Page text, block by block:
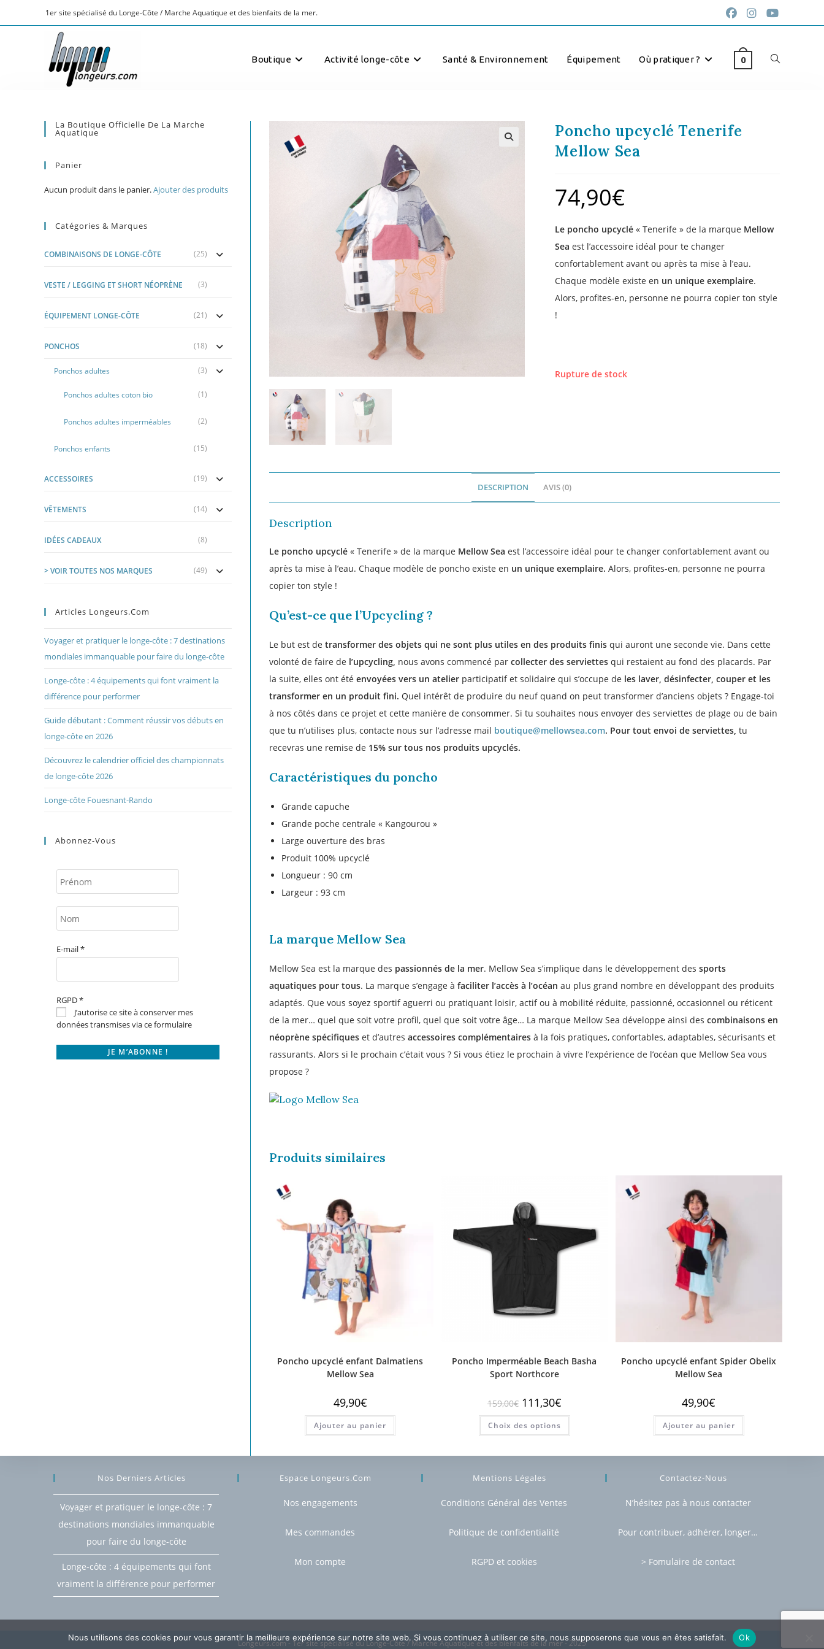
1er site spécialisé du Longe-Côte / Marche Aquatique et des bienfaits de la mer.
Boutique Activité longe-côte Santé & Environnement Équipement Où pratiquer ? 0
Poncho upcyclé Tenerife
Mellow Sea
74,90€
Le poncho upcyclé« Tenerife » de la marque Mellow
Seaest l’accessoire idéal pour te changer
confortablement avant ou après ta mise à l’eau.
Chaque modèle existe en un unique exemplaire.
Alors, profites-en, personne ne pourra copier ton style
!
Rupture de stock
DESCRIPTION AVIS (0)
Description
Le poncho upcyclé « Tenerife » de la marque Mellow Sea est l’accessoire idéal pour te changer confortablement avant ou
après ta mise à l’eau. Chaque modèle de poncho existe en un unique exemplaire. Alors, profites-en, personne ne pourra
copier ton style !
Qu’est-ce que l’Upcycling ?
Le but est de transformer des objets qui ne sont plus utiles en des produits finis qui auront une seconde vie. Dans cette
volonté de faire de l’upcycling, nous avons commencé par collecter des serviettes qui restaient au fond des placards. Par
la suite, elles ont été envoyées vers un atelier participatif et solidaire qui s’occupe de les laver, désinfecter, couper et les
transformer en un produit fini. Quel intérêt de produire du neuf quand on peut transformer d’anciens objets ? Engage-toi
à nos côtés dans ce projet et cette manière de consommer. Si tu souhaites nous envoyer des serviettes de plage ou de bain
que tu n’utilises plus, contacte nous sur l’adresse mail boutique@mellowsea.com. Pour tout envoi de serviettes, tu
recevras une remise de 15% sur tous nos produits upcyclés.
Caractéristiques du poncho
Grande capuche
Grande poche centrale « Kangourou »
Large ouverture des bras
Produit 100% upcyclé
Longueur : 90 cm
Largeur : 93 cm
La marque Mellow Sea
Mellow Sea est la marque des passionnés de la mer. Mellow Sea s’implique dans le développement des sports
aquatiques pour tous. La marque s’engage à faciliter l’accès à l’océan au plus grand nombre en développant des produits
adaptés. Que vous soyez sportif aguerri ou pratiquant loisir, actif ou à mobilité réduite, passionné, occasionnel ou réticent
de la mer… quel que soit votre profil, quel que soit votre âge… La marque Mellow Sea développe ainsi des combinaisons en
néoprène spécifiques et d’autres accessoires complémentaires à la fois pratiques, confortables, adaptables, sécurisants et
rassurants. Alors si le prochain c’était vous ? Si vous étiez le prochain à vivre l’expérience de l’océan que Mellow Sea vous
propose ?
Produits similaires
Poncho upcyclé enfant Dalmatiens
Mellow Sea
49,90€
Ajouter au panier
Poncho Imperméable Beach Basha
Sport Northcore
159,00€ 111,30€
Choix des options
Poncho upcyclé enfant Spider Obelix
Mellow Sea
49,90€
Ajouter au panier
La Boutique Officielle De La Marche
Aquatique
Panier
Aucun produit dans le panier.Ajouter des produits
Catégories & Marques
COMBINAISONS DE LONGE-CÔTE (25)
VESTE / LEGGING ET SHORT NÉOPRÈNE (3)
ÉQUIPEMENT LONGE-CÔTE (21)
PONCHOS (18)
Ponchos adultes (3)
Ponchos adultes coton bio (1)
Ponchos adultes imperméables (2)
Ponchos enfants (15)
ACCESSOIRES (19)
VÊTEMENTS (14)
IDÉES CADEAUX (8)
> VOIR TOUTES NOS MARQUES (49)
Articles Longeurs.com
Voyager et pratiquer le longe-côte : 7 destinations
mondiales immanquable pour faire du longe-côte
Longe-côte : 4 équipements qui font vraiment la
différence pour performer
Guide débutant : Comment réussir vos débuts en
longe-côte en 2026
Découvrez le calendrier officiel des championnats
de longe-côte 2026
Longe-côte Fouesnant-Rando
Abonnez-Vous
E-mail*
RGPD*
J’autorise ce site à conserver mes
données transmises via ce formulaire
Nos Derniers Articles
Voyager et pratiquer le longe-côte : 7
destinations mondiales immanquable
pour faire du longe-côte
Longe-côte : 4 équipements qui font
vraiment la différence pour performer
Espace Longeurs.com
Nos engagements
Mes commandes
Mon compte
Mentions Légales
Conditions Général des Ventes
Politique de confidentialité
RGPD et cookies
Contactez-Nous
N’hésitez pas à nous contacter
Pour contribuer, adhérer, longer…
> Fomulaire de contact
Longeurs.com - 1er site spécialisé du Longe-Côte / Marche Aquatique et des bienfaits de la mer - 2025
Nous utilisons des cookies pour vous garantir la meilleure expérience sur notre site web. Si vous continuez à utiliser ce site, nous supposerons que vous en êtes satisfait. Ok
Inscrivez-vous et profitez de l'offre
MOINS
J'accepte les offres email de Longeurs.com.
J'EN PROFITE